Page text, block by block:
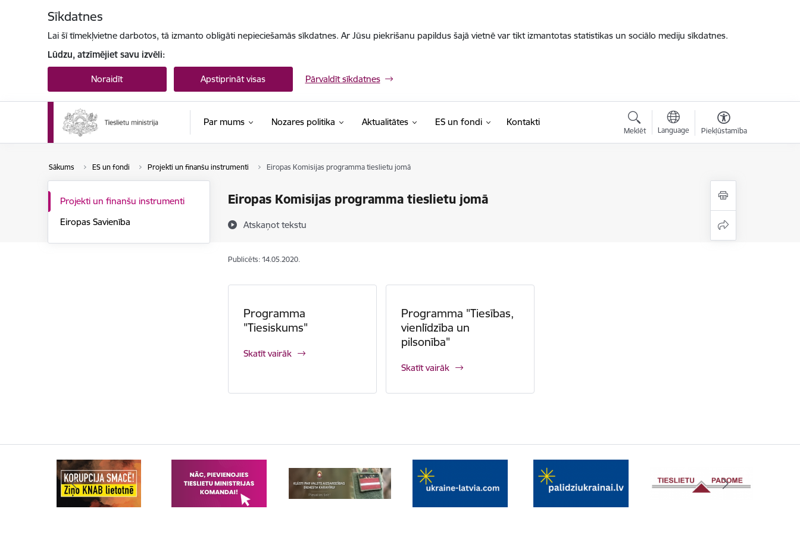
Sīkdatnes
Lai šī tīmekļvietne darbotos, tā izmanto obligāti nepieciešamās sīkdatnes. Ar Jūsu piekrišanu papildus šajā vietnē var tikt izmantotas statistikas un sociālo mediju sīkdatnes.
Lūdzu, atzīmējiet savu izvēli:
Noraidīt Apstiprināt visas Pārvaldīt sīkdatnes
Par mums Nozares politika Aktualitātes ES un fondi Kontakti
Meklēt Language Piekļūstamība
Sākums ES un fondi Projekti un finanšu instrumenti Eiropas Komisijas programma tieslietu jomā
Eiropas Komisijas programma tieslietu jomā
Atskaņot tekstu
Projekti un finanšu instrumenti
Eiropas Savienība
Publicēts: 14.05.2020.
Programma
"Tiesiskums"
Skatīt vairāk
Programma "Tiesības,
vienlīdzība un
pilsonība"
Skatīt vairāk